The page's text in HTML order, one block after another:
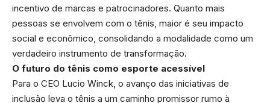
incentivo de marcas e patrocinadores. Quanto mais
pessoas se envolvem com o tênis, maior é seu impacto
social e econômico, consolidando a modalidade como um
verdadeiro instrumento de transformação.
O futuro do tênis como esporte acessível
Para o CEO Lucio Winck, o avanço das iniciativas de
inclusão leva o tênis a um caminho promissor rumo à